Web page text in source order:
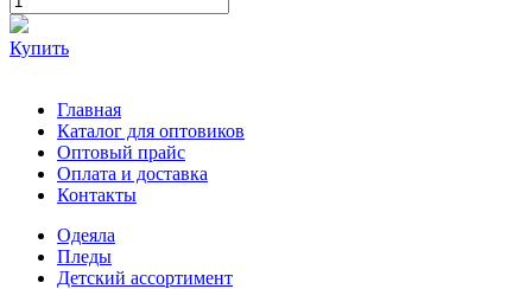
Купить
Главная
Каталог для оптовиков
Оптовый прайс
Оплата и доставка
Контакты
Одеяла
Пледы
Детский ассортимент